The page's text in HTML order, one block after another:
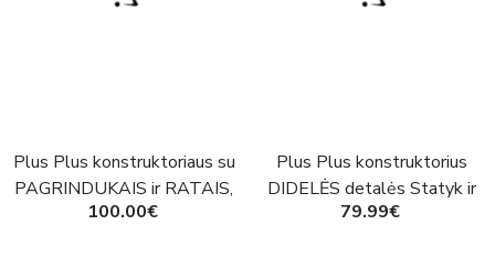
Plus Plus konstruktoriaus su
PAGRINDUKAIS ir RATAIS,
rinkinys
100.00€
Plus Plus konstruktorius
DIDELĖS detalės Statyk ir
važiuok 200
79.99€